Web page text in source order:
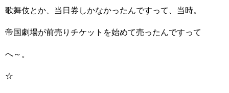
歌舞伎とか、当日券しかなかったんですって、当時。
帝国劇場が前売りチケットを始めて売ったんですって
へ～。
☆